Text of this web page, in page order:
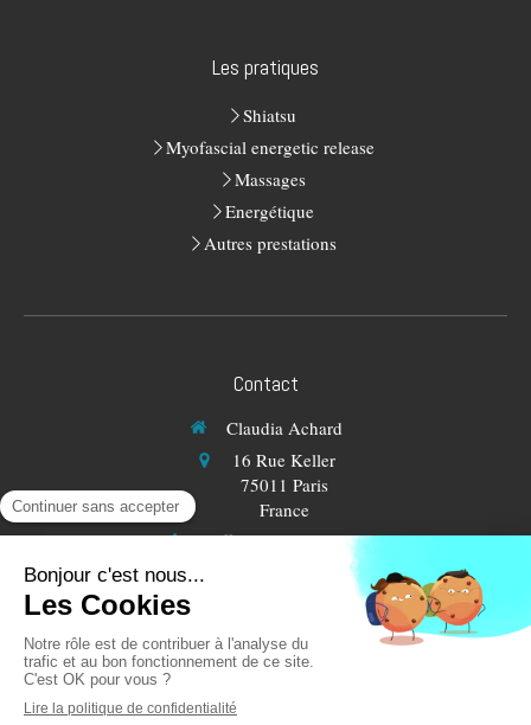
Les pratiques
Shiatsu
Myofascial energetic release
Massages
Energétique
Autres prestations
Contact
Claudia Achard
16 Rue Keller
75011 Paris
France
Afficher le téléphone